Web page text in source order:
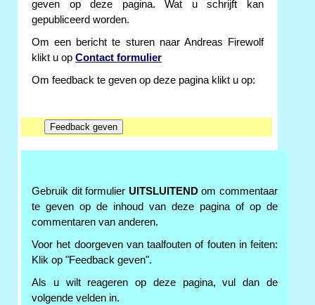
geven op deze pagina. Wat u schrijft kan
gepubliceerd worden.
Om een bericht te sturen naar Andreas Firewolf
klikt u op Contact formulier
Om feedback te geven op deze pagina klikt u op:
Gebruik dit formulier UITSLUITENDom commentaar
te geven op de inhoud van deze pagina of op de
commentaren van anderen.
Voor het doorgeven van taalfouten of fouten in feiten:
Klik op "Feedback geven".
Als u wilt reageren op deze pagina, vul dan de
volgende velden in.